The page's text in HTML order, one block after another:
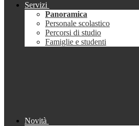
Servizi
Panoramica
Personale scolastico
Percorsi di studio
Famiglie e studenti
Novità